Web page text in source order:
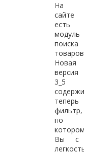
На
сайте
есть
модуль
поиска
товаров.
Новая
версия
3_5
содержит
теперь
фильтр,
по
которому
Вы с
легкостью